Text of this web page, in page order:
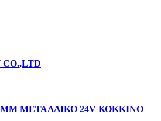
CO.,LTD
ΜΕΤΑΛΛΙΚΟ 24V ΚΟΚΚΙΝΟ